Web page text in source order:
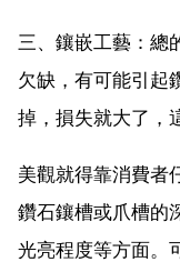
三、鑲嵌工藝：總
欠缺，有可能引起
掉，損失就大了，
美觀就得靠消費者
鑽石鑲槽或爪槽的
光亮程度等方面。